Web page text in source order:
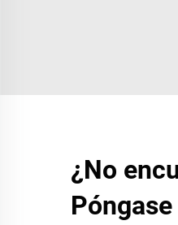
¿No